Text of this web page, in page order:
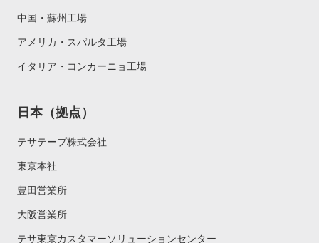
中国・蘇州工場
アメリカ・スパルタ工場
イタリア・コンカーニョ工場
日本（拠点）
テサテープ株式会社
東京本社
豊田営業所
大阪営業所
テサ東京カスタマーソリューションセンター